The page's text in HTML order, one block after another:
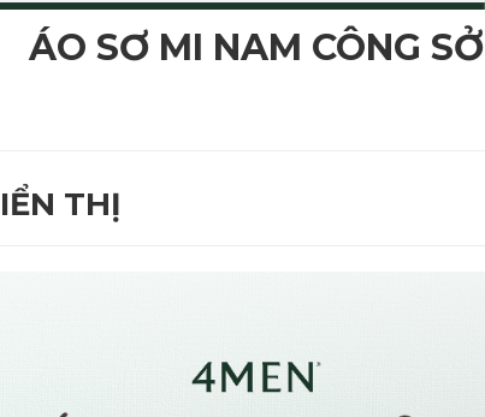
ÁO SƠ MI NAM CÔNG SỞ
THỊ